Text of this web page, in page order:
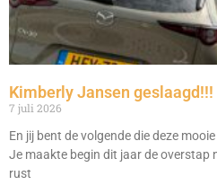
Kimberly Jansen geslaagd!!!
7 juli 2026
En jij bent de volgende die deze
Je maakte begin dit jaar de overstap
rust